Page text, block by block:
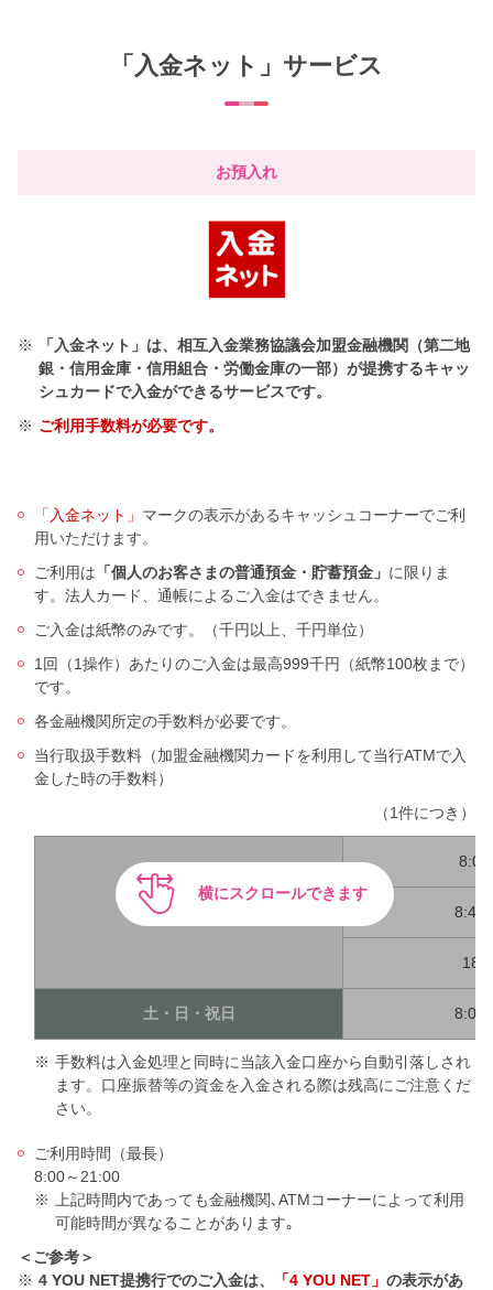
「入金ネット」サービス
お預入れ
※
「入金ネット」は、相互入金業務協議会加盟金融機関（第二地
銀・信用金庫・信用組合・労働金庫の一部）が提携するキャッ
シュカードで入金ができるサービスです。
※ ご利用手数料が必要です。
「入金ネット」 マークの表示があるキャッシュコーナーでご利
用いただけます。
ご利用は 「個人のお客さまの普通預金・貯蓄預金」 に限りま
す。法人カード、通帳によるご入金はできません。
ご入金は紙幣のみです。（千円以上、千円単位）
1回（1操作）あたりのご入金は最高999千円（紙幣100枚まで）
です。
各金融機関所定の手数料が必要です。
当行取扱手数料（加盟金融機関カードを利用して当行ATMで入
金した時の手数料）
（1件につき）
8:00
8:45
土・日・祝日 8:00
横にスクロールできます
※ 手数料は入金処理と同時に当該入金口座から自動引落しされ
ます。口座振替等の資金を入金される際は残高にご注意くだ
さい。
ご利用時間（最長）
8:00～21:00
※
上記時間内であっても金融機関､ATMコーナーによって利用
可能時間が異なることがあります｡
＜ご参考＞
※ 4 YOU NET提携行でのご入金は、 「4 YOU NET」 の表示があ